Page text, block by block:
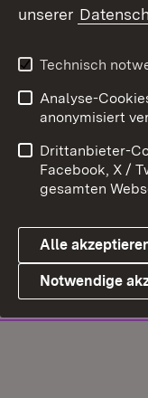
unserer
Technisch
Analyse-
anonymisiert
Drittanbieter-
Facebook, X /
gesamten
Alle
Notwendige